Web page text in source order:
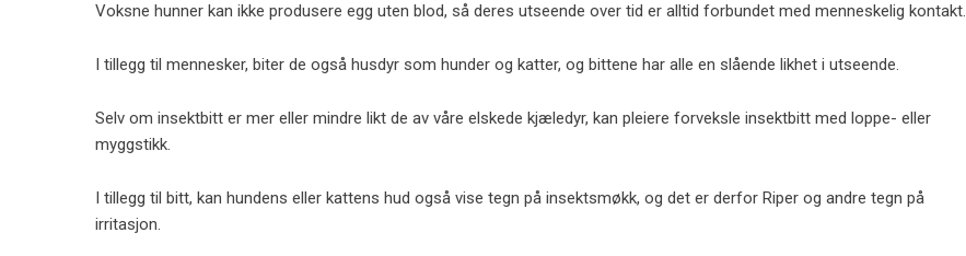
Voksne hunner kan ikke produsere egg uten blod, så deres utseende over tid er alltid forbundet med menneskelig kontakt.
I tillegg til mennesker, biter de også husdyr som hunder og katter, og bittene har alle en slående likhet i utseende.
Selv om insektbitt er mer eller mindre likt de av våre elskede kjæledyr, kan pleiere forveksle insektbitt med loppe- eller
myggstikk.
I tillegg til bitt, kan hundens eller kattens hud også vise tegn på insektsmøkk, og det er derfor Riper og andre tegn på
irritasjon.